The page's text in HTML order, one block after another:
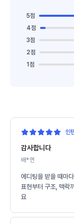
5점
4점
3점
2점
1점
인
감사합니다
배*연
에디팅을 받을 때마
표현부터 구조, 맥락
요